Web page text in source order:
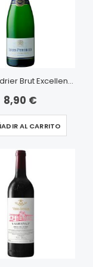
Louis Perdrier Brut Excellence
8,90 €
AL CARRITO